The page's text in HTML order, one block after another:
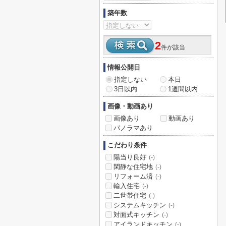
築年数
2件が該当
情報公開日
指定しない
本日
3日以内
1週間以内
画像・動画あり
画像あり
動画あり
パノラマあり
こだわり条件
陽当り良好 (-)
閑静な住宅地 (-)
リフォーム済 (-)
輸入住宅 (-)
二世帯住宅 (-)
システムキッチン (-)
対面式キッチン (-)
アイランドキッチン (-)